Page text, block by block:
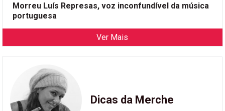
Morreu Luís Represas, voz inconfundível da música
portuguesa
Ver Mais
Dicas da Merche